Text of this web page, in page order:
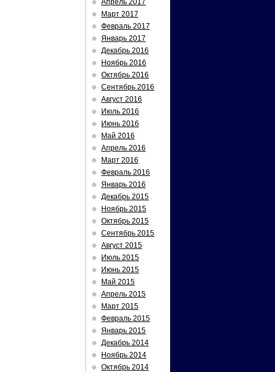
Апрель 2017
Март 2017
Февраль 2017
Январь 2017
Декабрь 2016
Ноябрь 2016
Октябрь 2016
Сентябрь 2016
Август 2016
Июль 2016
Июнь 2016
Май 2016
Апрель 2016
Март 2016
Февраль 2016
Январь 2016
Декабрь 2015
Ноябрь 2015
Октябрь 2015
Сентябрь 2015
Август 2015
Июль 2015
Июнь 2015
Май 2015
Апрель 2015
Март 2015
Февраль 2015
Январь 2015
Декабрь 2014
Ноябрь 2014
Октябрь 2014